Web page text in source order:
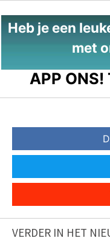
Heb je een
met
APP ONS!
VERDER IN HET